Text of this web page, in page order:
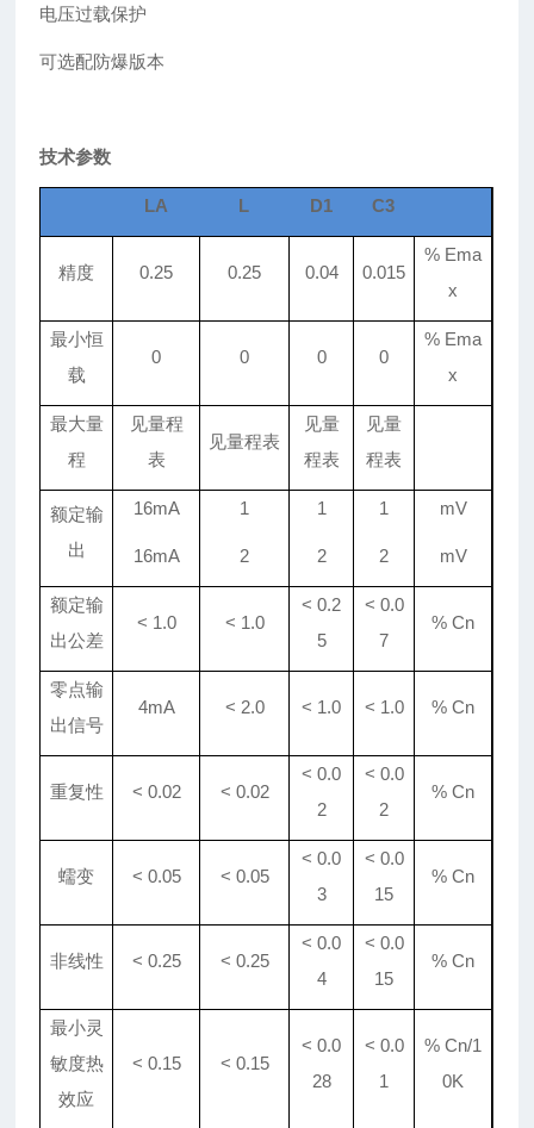
电压过载保护
可选配防爆版本
技术参数
LA L D1 C3
精度 0.25 0.25 0.04 0.015
% Ema
x
最小恒
载
0 0 0 0
% Ema
x
最大量
程
见量程
表
见量程表
见量
程表
见量
程表
额定输
出
16mA
16mA
1
2
1
2
1
2
mV
mV
额定输
出公差
< 1.0 < 1.0
<0.2
5
< 0.0
7
% Cn
零点输
出信号
4mA < 2.0 < 1.0 < 1.0 % Cn
重复性 < 0.02 < 0.02
< 0.0
2
< 0.0
2
% Cn
蠕变 < 0.05 < 0.05
< 0.0
3
< 0.0
15
% Cn
非线性 < 0.25 < 0.25
< 0.0
4
< 0.0
15
% Cn
最小灵
敏度热
效应
< 0.15 < 0.15
< 0.0
28
< 0.0
1
% Cn/1
0K